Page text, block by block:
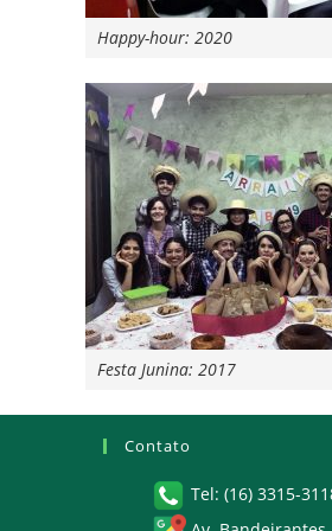
Happy-hour: 2020
Festa Junina: 2017
Contato
Tel: (16) 3315-